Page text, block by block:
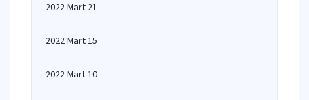
2022 Mart 21
2022 Mart 15
2022 Mart 10